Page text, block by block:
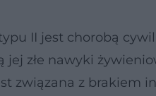
II jest chorobą
jej złe nawyki
związana z brakiem